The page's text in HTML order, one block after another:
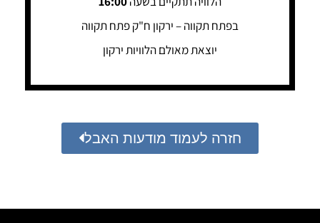
בפתח תקווה – ירקון ח"ק פתח תקווה
יוצאת מאולם הלוויות ירקון
חזרה לעמוד מודעות האבל